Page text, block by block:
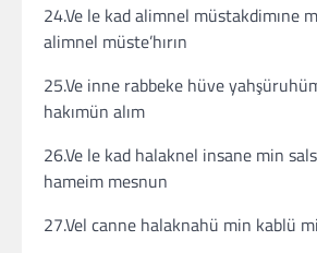
24.Ve le kad alimnel müstakdimıne
alimnel müste’hırın
25.Ve inne rabbeke hüve
hakımün alım
26.Ve le kad halaknel insane min
hameim mesnun
27.Vel canne halaknahü min kablü